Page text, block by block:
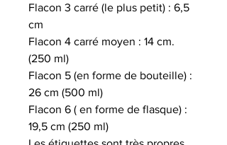
Flacon 3 carré (le plus petit) : 6,5
cm
Flacon 4 carré moyen : 14 cm.
(250 ml)
Flacon 5 (en forme de bouteille) :
26 cm (500 ml)
Flacon 6 ( en forme de flasque) :
19,5 cm (250 ml)